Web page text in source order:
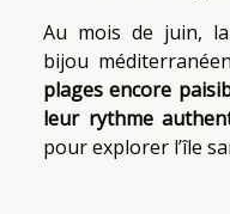
Au mois de juin,
bijou
plages encore
leur rythme
pour explorer l’île